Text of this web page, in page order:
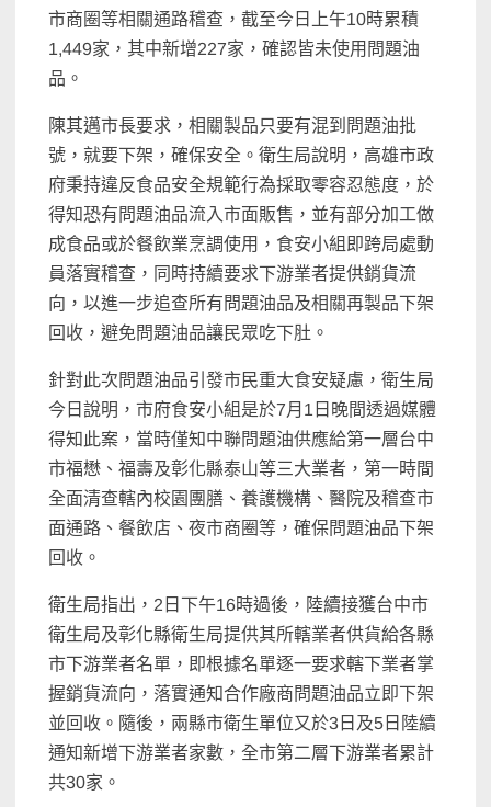
市商圈等相關通路稽查，截至今日上午10時累積
1,449家，其中新增227家，確認皆未使用問題油
品。
陳其邁市長要求，相關製品只要有混到問題油批
號，就要下架，確保安全。衛生局說明，高雄市政
府秉持違反食品安全規範行為採取零容忍態度，於
得知恐有問題油品流入市面販售，並有部分加工做
成食品或於餐飲業烹調使用，食安小組即跨局處動
員落實稽查，同時持續要求下游業者提供銷貨流
向，以進一步追查所有問題油品及相關再製品下架
回收，避免問題油品讓民眾吃下肚。
針對此次問題油品引發市民重大食安疑慮，衛生局
今日說明，市府食安小組是於7月1日晚間透過媒體
得知此案，當時僅知中聯問題油供應給第一層台中
市福懋、福壽及彰化縣泰山等三大業者，第一時間
全面清查轄內校園團膳、養護機構、醫院及稽查市
面通路、餐飲店、夜市商圈等，確保問題油品下架
回收。
衛生局指出，2日下午16時過後，陸續接獲台中市
衛生局及彰化縣衛生局提供其所轄業者供貨給各縣
市下游業者名單，即根據名單逐一要求轄下業者掌
握銷貨流向，落實通知合作廠商問題油品立即下架
並回收。隨後，兩縣市衛生單位又於3日及5日陸續
通知新增下游業者家數，全市第二層下游業者累計
共30家。